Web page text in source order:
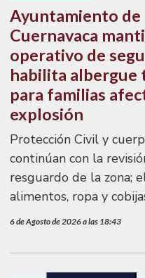
Ayuntamiento de
Cuernavaca
operativo de
habilita albergue
para familias
explosión
Protección Civil y
continúan con la
resguardo de la zona;
alimentos, ropa y
6 de Agosto de 2026 a las 18:43